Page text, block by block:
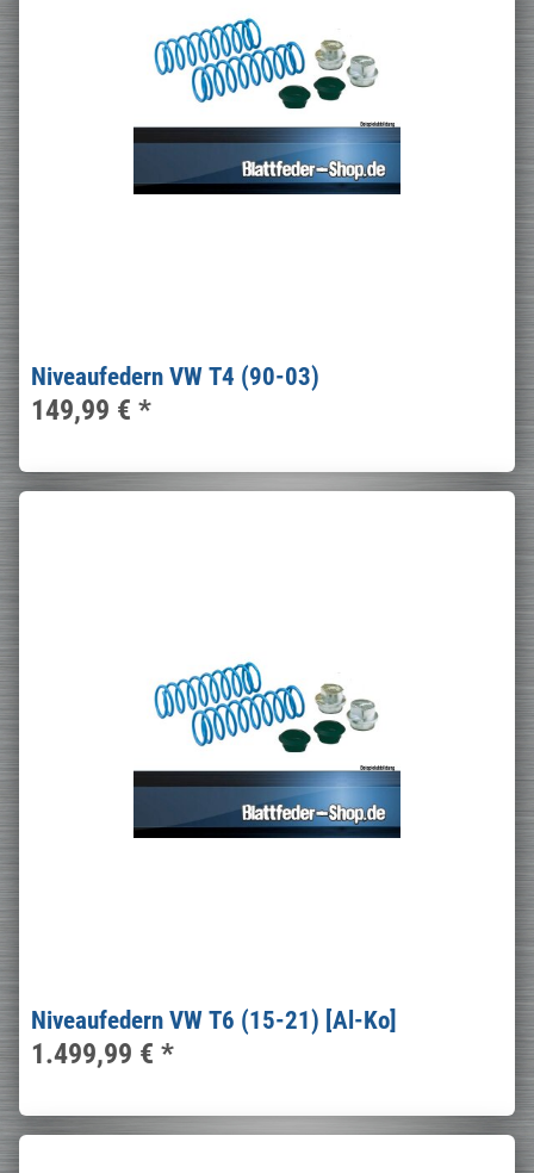
Niveaufedern VW T4 (90-03)
149,99 € *
Niveaufedern VW T6 (15-21) [Al-Ko]
1.499,99 € *